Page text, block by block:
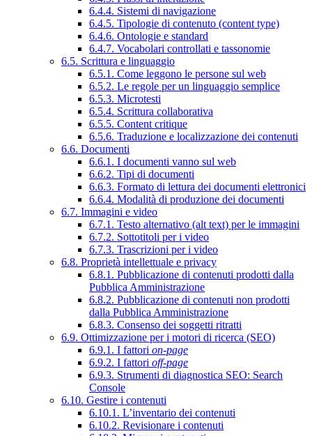
6.4.4. Sistemi di navigazione
6.4.5. Tipologie di contenuto (content type)
6.4.6. Ontologie e standard
6.4.7. Vocabolari controllati e tassonomie
6.5. Scrittura e linguaggio
6.5.1. Come leggono le persone sul web
6.5.2. Le regole per un linguaggio semplice
6.5.3. Microtesti
6.5.4. Scrittura collaborativa
6.5.5. Content critique
6.5.6. Traduzione e localizzazione dei contenuti
6.6. Documenti
6.6.1. I documenti vanno sul web
6.6.2. Tipi di documenti
6.6.3. Formato di lettura dei documenti elettronici
6.6.4. Modalità di produzione dei documenti
6.7. Immagini e video
6.7.1. Testo alternativo (alt text) per le immagini
6.7.2. Sottotitoli per i video
6.7.3. Trascrizioni per i video
6.8. Proprietà intellettuale e privacy
6.8.1. Pubblicazione di contenuti prodotti dalla
Pubblica Amministrazione
6.8.2. Pubblicazione di contenuti non prodotti
dalla Pubblica Amministrazione
6.8.3. Consenso dei soggetti ritratti
6.9. Ottimizzazione per i motori di ricerca (SEO)
6.9.1. I fattori on-page
6.9.2. I fattori off-page
6.9.3. Strumenti di diagnostica SEO: Search
Console
6.10. Gestire i contenuti
6.10.1. L’inventario dei contenuti
6.10.2. Revisionare i contenuti